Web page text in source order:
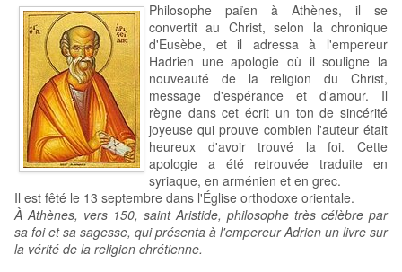
Philosophe païen à Athènes, il se
convertit au Christ, selon la chronique
d'Eusèbe, et il adressa à l'empereur
Hadrien une apologie où il souligne la
nouveauté de la religion du Christ,
message d'espérance et d'amour. Il
règne dans cet écrit un ton de sincérité
joyeuse qui prouve combien l'auteur était
heureux d'avoir trouvé la foi. Cette
apologie a été retrouvée traduite en
syriaque, en arménien et en grec.
Il est fêté le 13 septembre dans l'Église orthodoxe orientale.
À Athènes, vers 150, saint Aristide, philosophe très célèbre par
sa foi et sa sagesse, qui présenta à l'empereur Adrien un livre sur
la vérité de la religion chrétienne.